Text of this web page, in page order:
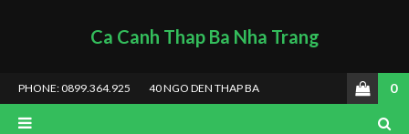
Ca Canh Thap Ba Nha Trang
PHONE: 0899.364.925 40 NGO DEN THAP BA 0